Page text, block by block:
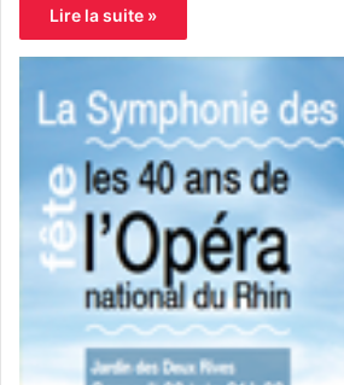
Lire la suite »